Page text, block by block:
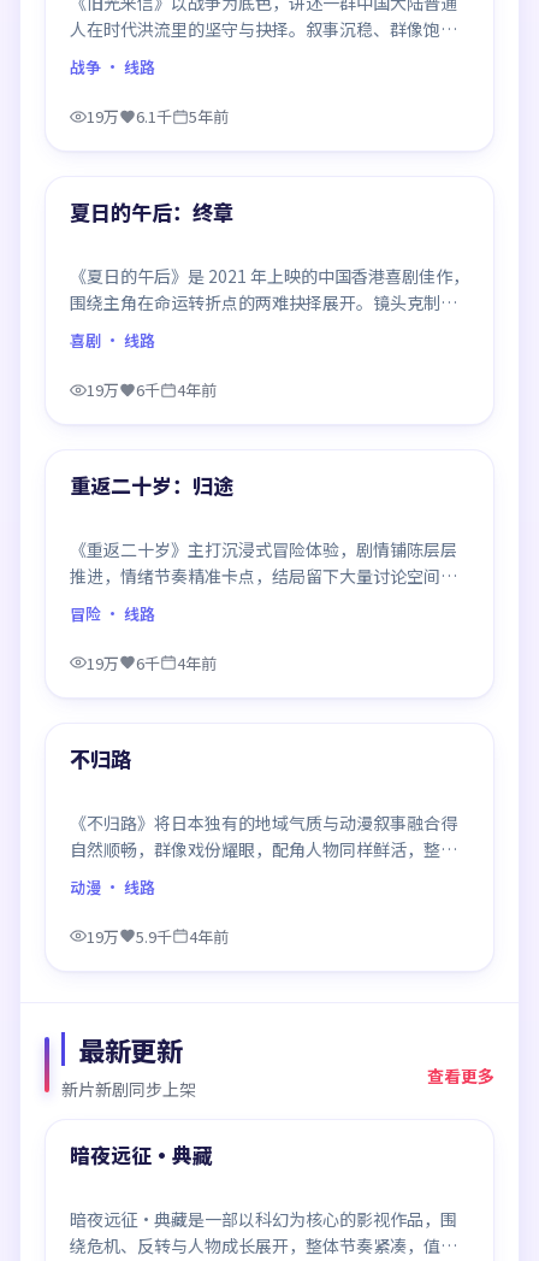
人在时代洪流里的坚守与抉择。叙事沉稳、群像饱
满，每一场对手戏都打磨得克制而精确，回味悠长。
战争 · 线路
19万 6.1千 5年前
精选
夏日的午后：终章
《夏日的午后》是 2021 年上映的中国香港喜剧佳作，
围绕主角在命运转折点的两难抉择展开。镜头克制、
情感浓烈，伏笔层层铺陈，结尾出人意料，是同类题
材中口碑回潮的一部。
喜剧 · 线路
19万 6千 4年前
精选
重返二十岁：归途
《重返二十岁》主打沉浸式冒险体验，剧情铺陈层层
推进，情绪节奏精准卡点，结局留下大量讨论空间，
适合喜欢慢热好戏的观众。
冒险 · 线路
19万 6千 4年前
精选
不归路
《不归路》将日本独有的地域气质与动漫叙事融合得
自然顺畅，群像戏份耀眼，配角人物同样鲜活，整部
作品质感扎实。
动漫 · 线路
19万 5.9千 4年前
最新更新
新片新剧同步上架
查看更多
最新
99:50
暗夜远征·典藏
暗夜远征·典藏是一部以科幻为核心的影视作品，围
绕危机、反转与人物成长展开，整体节奏紧凑，值得